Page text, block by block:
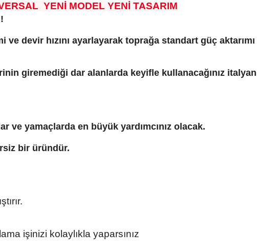
YENİ MODEL YENİ TASARIM
ve devir hızını ayarlayarak toprağa standart güç
giremediği dar alanlarda keyifle kullanacağınız
ve yamaçlarda en büyük yardımcınız olacak.
bir üründür.
işinizi kolaylıkla yaparsınız